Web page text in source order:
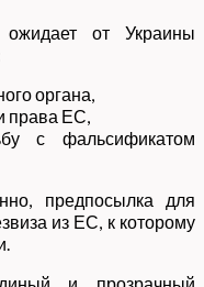
от Украины
органа,
права ЕС,
с фальсификатом
предпосылка для
из ЕС, к которому